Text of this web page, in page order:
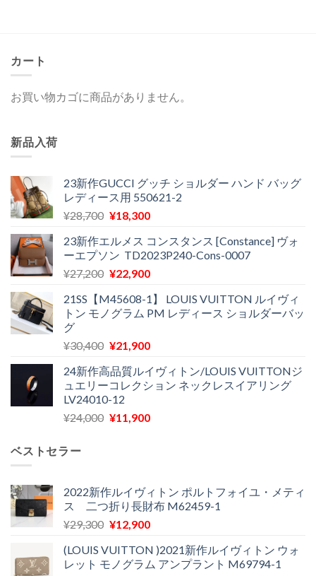
カート
お買い物カゴに商品がありません。
新品入荷
23新作GUCCI グッチ ショルダー ハンド バッグ
レディース用 550621-2
¥28,700 元
価
格
は
で
し
¥18,300現
の
価
格
¥18,300
で
23新作エルメス コンスタンス [Constance] ヴォ
ーエプソン TD2023P240-Cons-0007
¥27,200 元
価
格
¥27,200
し
た。
¥22,900現
の
価
は
で
す。
21SS【M45608-1】 LOUIS VUITTON ルイヴィ
トン モノグラム PM レディース ショルダーバッ
グ
¥30,400 元
価
格
は
¥30,400
¥21,900現
の
価
は
24新作高品質ルイヴィトン/LOUIS VUITTONジ
ュエリーコレクション ネックレスイアリング
LV24010-12
¥24,000 元
¥24,000
で
し
¥11,900現
は
¥11,900
で
ベストセラー
2022新作ルイヴィトン ポルトフォイユ・メティ
ス 二つ折り長財布 M62459-1
¥29,300 元
価
格
¥12,900現
の
価
(LOUIS VUITTON )2021新作ルイヴィトン ウォ
レット モノグラム アンプラント M69794-1